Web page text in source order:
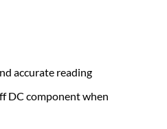
accurate reading
DC component when